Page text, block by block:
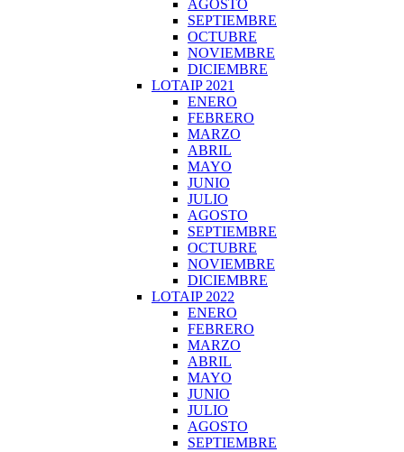
AGOSTO
SEPTIEMBRE
OCTUBRE
NOVIEMBRE
DICIEMBRE
LOTAIP 2021
ENERO
FEBRERO
MARZO
ABRIL
MAYO
JUNIO
JULIO
AGOSTO
SEPTIEMBRE
OCTUBRE
NOVIEMBRE
DICIEMBRE
LOTAIP 2022
ENERO
FEBRERO
MARZO
ABRIL
MAYO
JUNIO
JULIO
AGOSTO
SEPTIEMBRE